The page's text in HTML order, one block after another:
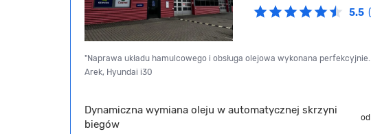
5.5
"Naprawa układu hamulcowego i obsługa olejowa wykonana
Arek, Hyundai i30
Dynamiczna wymiana oleju w automatycznej skrzyni
biegów
od